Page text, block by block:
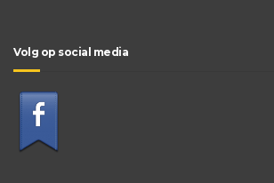
Volg op social media